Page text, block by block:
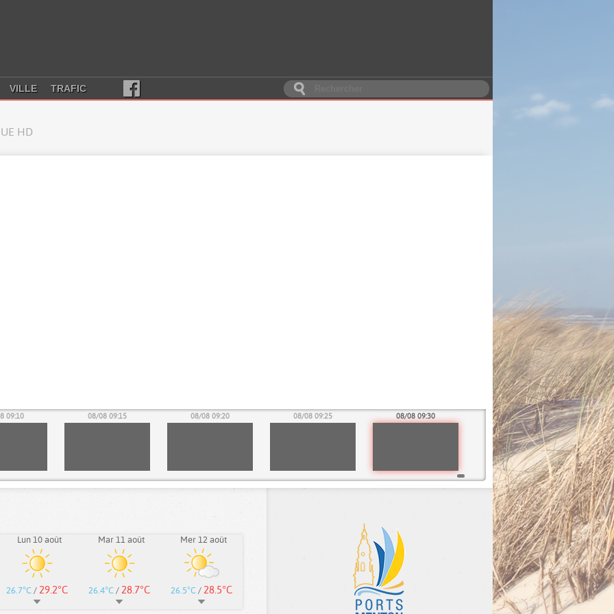
VILLE TRAFIC
HD
09:10 08/08 09:15 08/08 09:20 08/08 09:25 08/08 09:30
Lun 10 août
26.7°C / 29.2°C
Mar 11 août
26.4°C / 28.7°C
Mer 12 août
26.5°C / 28.5°C